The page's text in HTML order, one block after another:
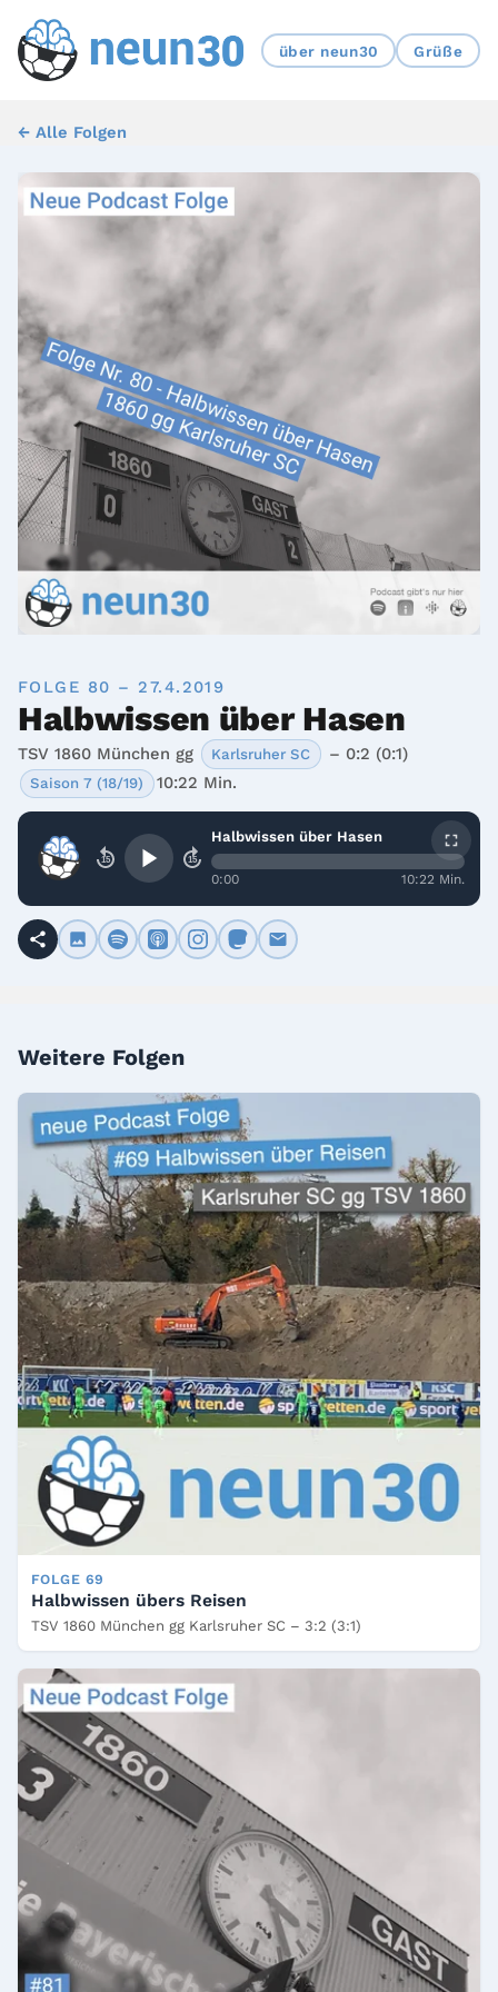
über neun30 Grüße
← Alle Folgen
FOLGE 80 – 27.4.2019
Halbwissen über Hasen
TSV 1860 München gg Karlsruher SC – 0:2 (0:1)
Saison 7 (18/19) 10:22 Min.
15 15
Halbwissen über Hasen
0:00 10:22 Min.
Weitere Folgen
FOLGE 69
Halbwissen übers Reisen
TSV 1860 München gg Karlsruher SC – 3:2 (3:1)